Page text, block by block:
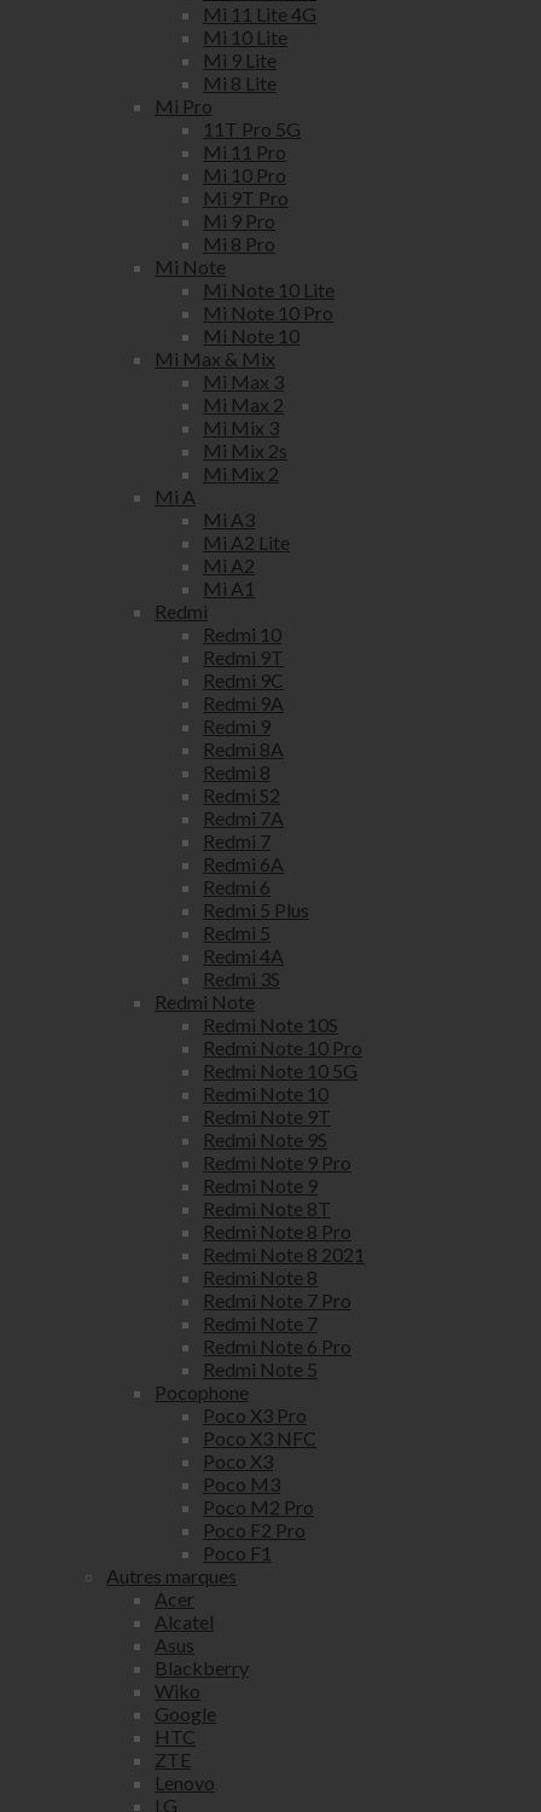
Mi 11 Lite 4G
Mi 10 Lite
Mi 9 Lite
Mi 8 Lite
Mi Pro
11T Pro 5G
Mi 11 Pro
Mi 10 Pro
Mi 9T Pro
Mi 9 Pro
Mi 8 Pro
Mi Note
Mi Note 10 Lite
Mi Note 10 Pro
Mi Note 10
Mi Max & Mix
Mi Max 3
Mi Max 2
Mi Mix 3
Mi Mix 2s
Mi Mix 2
Mi A
Mi A3
Mi A2 Lite
Mi A2
Mi A1
Redmi
Redmi 10
Redmi 9T
Redmi 9C
Redmi 9A
Redmi 9
Redmi 8A
Redmi 8
Redmi S2
Redmi 7A
Redmi 7
Redmi 6A
Redmi 6
Redmi 5 Plus
Redmi 5
Redmi 4A
Redmi 3S
Redmi Note
Redmi Note 10S
Redmi Note 10 Pro
Redmi Note 10 5G
Redmi Note 10
Redmi Note 9T
Redmi Note 9S
Redmi Note 9 Pro
Redmi Note 9
Redmi Note 8T
Redmi Note 8 Pro
Redmi Note 8 2021
Redmi Note 8
Redmi Note 7 Pro
Redmi Note 7
Redmi Note 6 Pro
Redmi Note 5
Pocophone
Poco X3 Pro
Poco X3 NFC
Poco X3
Poco M3
Poco M2 Pro
Poco F2 Pro
Poco F1
Autres marques
Acer
Alcatel
Asus
Blackberry
Wiko
Google
HTC
ZTE
Lenovo
LG